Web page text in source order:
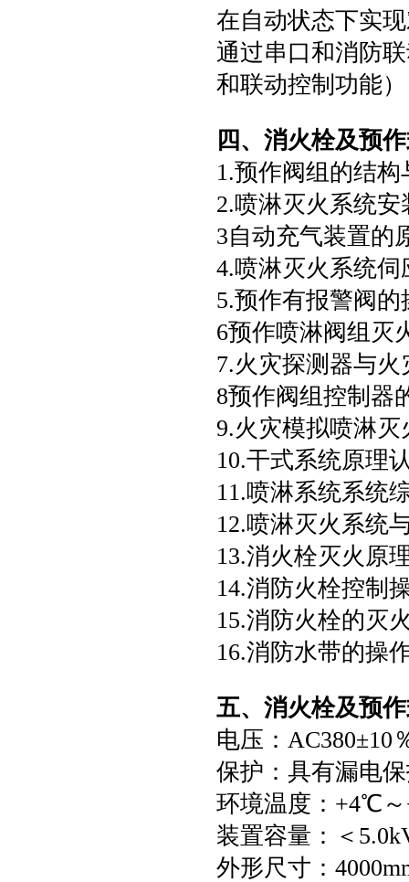
在自动状态下实
通过串口和消防
和联动控制功能）
四、消火栓及预
1.预作阀组的结构
2.喷淋灭火系统安
3自动充气装置的
4.喷淋灭火系统伺
5.预作有报警阀的
6预作喷淋阀组灭
7.火灾探测器与火
8预作阀组控制器
9.火灾模拟喷淋灭
10.干式系统原理
11.喷淋系统系统
12.喷淋灭火系统
13.消火栓灭火原
14.消防火栓控制
15.消防火栓的灭
16.消防水带的操
五、消火栓及预
电压：AC380±10
保护：具有漏电
环境温度：+4℃
装置容量：＜
外形尺寸：